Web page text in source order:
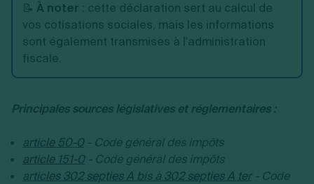
📝 À noter : cette déclaration sert au calcul de
vos cotisations sociales, mais les informations
sont également transmises à l'administration
fiscale.
Principales sources législatives et réglementaires :
article 50-0 - Code général des impôts
article 151-0 - Code général des impôts
articles 302 septies A bis à 302 septies A ter- Code